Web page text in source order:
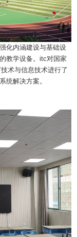
化内涵建设与基础设
教学设备。itc对国家
术与信息技术进行了
统解决方案。